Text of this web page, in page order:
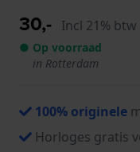
30,- Incl 21% btw
● Op voorraad
in Rotterdam
100% originele
Horloges gratis